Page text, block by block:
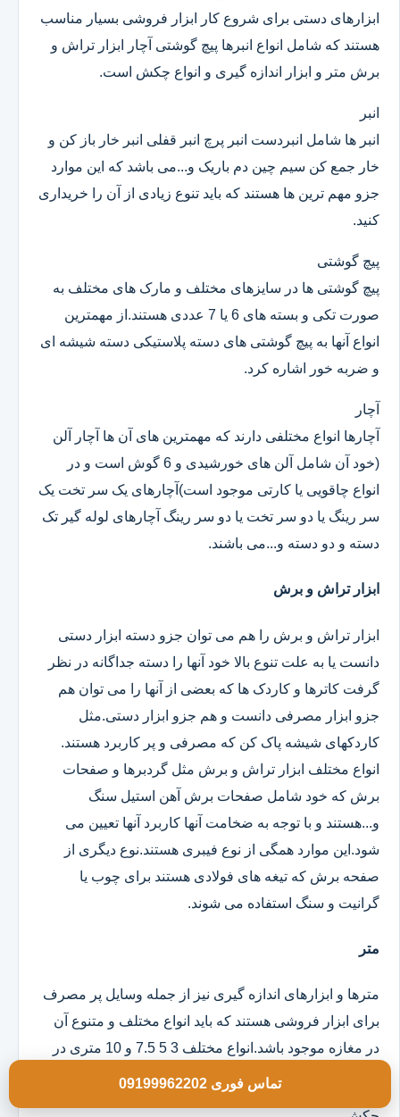
ابزارهای دستی برای شروع کار ابزار فروشی بسیار مناسب
هستند که شامل انواع انبرها پیچ گوشتی آچار ابزار تراش و
برش متر و ابزار اندازه گیری و انواع چکش است.
انبر
انبر ها شامل انبردست انبر پرچ انبر قفلی انبر خار باز کن و
خار جمع کن سیم چین دم باریک و...می باشد که این موارد
جزو مهم ترین ها هستند که باید تنوع زیادی از آن را خریداری
کنید.
پیچ گوشتی
پیچ گوشتی ها در سایزهای مختلف و مارک های مختلف به
صورت تکی و بسته های 6 یا 7 عددی هستند.از مهمترین
انواع آنها به پیچ گوشتی های دسته پلاستیکی دسته شیشه ای
و ضربه خور اشاره کرد.
آچار
آچارها انواع مختلفی دارند که مهمترین های آن ها آچار آلن
(خود آن شامل آلن های خورشیدی و 6 گوش است و در
انواع چاقویی یا کارتی موجود است)آچارهای یک سر تخت یک
سر رینگ یا دو سر تخت یا دو سر رینگ آچارهای لوله گیر تک
دسته و دو دسته و...می باشند.
ابزار تراش و برش
ابزار تراش و برش را هم می توان جزو دسته ابزار دستی
دانست یا به علت تنوع بالا خود آنها را دسته جداگانه در نظر
گرفت کاترها و کاردک ها که بعضی از آنها را می توان هم
جزو ابزار مصرفی دانست و هم جزو ابزار دستی.مثل
کاردکهای شیشه پاک کن که مصرفی و پر کاربرد هستند.
انواع مختلف ابزار تراش و برش مثل گردبرها و صفحات
برش که خود شامل صفحات برش آهن استیل سنگ
و...هستند و با توجه به ضخامت آنها کاربرد آنها تعیین می
شود.این موارد همگی از نوع فیبری هستند.نوع دیگری از
صفحه برش که تیغه های فولادی هستند برای چوب یا
گرانیت و سنگ استفاده می شوند.
متر
مترها و ابزارهای اندازه گیری نیز از جمله وسایل پر مصرف
برای ابزار فروشی هستند که باید انواع مختلف و متنوع آن
در مغازه موجود باشد.انواع مختلف 3 5 7.5 و 10 متری در
مدلهای روکش دار و ساده موجود است.
تماس فوری 09199962202